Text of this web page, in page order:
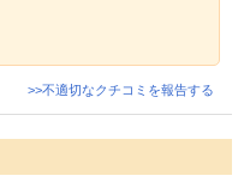
>>不適切なクチコミを報告する